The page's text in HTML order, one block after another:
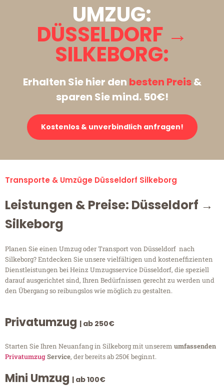
UMZUG:
DÜSSELDORF →
SILKEBORG:
Erhalten Sie hier den besten Preis&
sparen Sie mind. 50€!
Kostenlos & unverbindlich anfragen!
Transporte & Umzüge Düsseldorf Silkeborg
Leistungen & Preise: Düsseldorf →
Silkeborg
Planen Sie einen Umzug oder Transport von Düsseldorf nach
Silkeborg? Entdecken Sie unsere vielfältigen und kosteneffizienten
Dienstleistungen bei Heinz Umzugsservice Düsseldorf, die speziell
darauf ausgerichtet sind, Ihren Bedürfnissen gerecht zu werden und
den Übergang so reibungslos wie möglich zu gestalten.
Privatumzug | ab 250€
Starten Sie Ihren Neuanfang in Silkeborg mit unserem umfassenden
PrivatumzugService, der bereits ab 250€ beginnt.
Mini Umzug | ab 100€